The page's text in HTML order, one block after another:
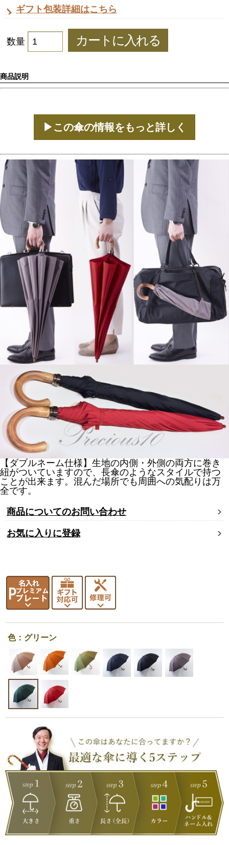
ギフト包装詳細はこちら
数量
商品説明
▶この傘の情報をもっと詳しく
【ダブルネーム仕様】生地の内側・外側の両方に巻き
紐がついていますので、長傘のようなスタイルで持つ
ことが出来ます。混んだ場所でも周囲への気配りは万
全です。
商品についてのお問い合わせ
お気に入りに登録
色：グリーン